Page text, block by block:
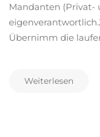
Mandanten (Privat-
Übernimm die
Weiterlesen